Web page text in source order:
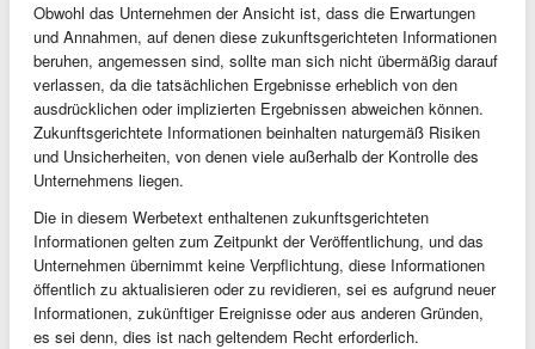
Obwohl das Unternehmen der Ansicht ist, dass die Erwartungen
und Annahmen, auf denen diese zukunftsgerichteten Informationen
beruhen, angemessen sind, sollte man sich nicht übermäßig darauf
verlassen, da die tatsächlichen Ergebnisse erheblich von den
ausdrücklichen oder implizierten Ergebnissen abweichen können.
Zukunftsgerichtete Informationen beinhalten naturgemäß Risiken
und Unsicherheiten, von denen viele außerhalb der Kontrolle des
Unternehmens liegen.
Die in diesem Werbetext enthaltenen zukunftsgerichteten
Informationen gelten zum Zeitpunkt der Veröffentlichung, und das
Unternehmen übernimmt keine Verpflichtung, diese Informationen
öffentlich zu aktualisieren oder zu revidieren, sei es aufgrund neuer
Informationen, zukünftiger Ereignisse oder aus anderen Gründen,
es sei denn, dies ist nach geltendem Recht erforderlich.